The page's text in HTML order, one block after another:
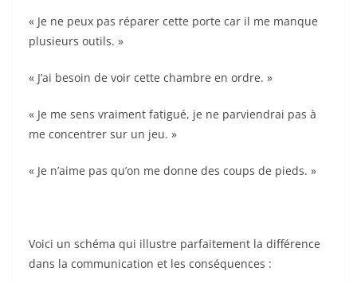
« Je ne peux pas réparer cette porte car il me manque
plusieurs outils. »
« J’ai besoin de voir cette chambre en ordre. »
« Je me sens vraiment fatigué, je ne parviendrai pas à
me concentrer sur un jeu. »
« Je n’aime pas qu’on me donne des coups de pieds. »
Voici un schéma qui illustre parfaitement la différence
dans la communication et les conséquences :